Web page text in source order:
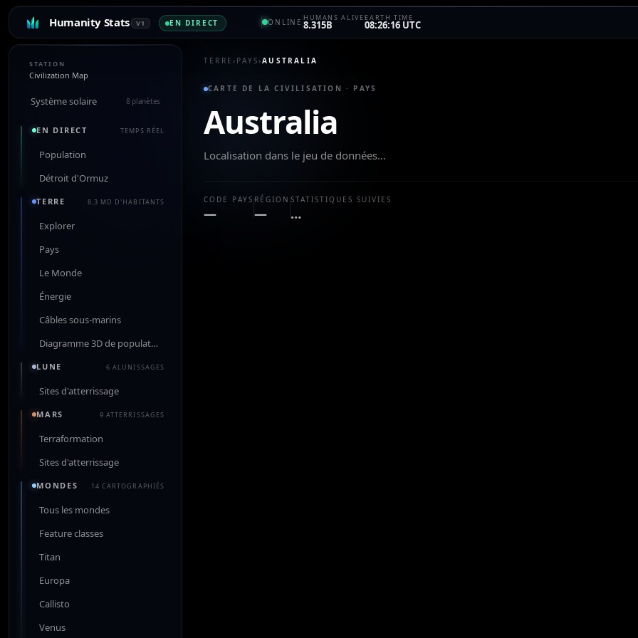
Humanity Stats V1 EN DIRECT ONLINE HUMANS ALIVE
8.315B
EARTH TIME
08:26:16 UTC
STATION
Civilization Map
Système solaire 8 planètes
EN DIRECT TEMPS RÉEL
Population
Détroit d'Ormuz
TERRE 8,3 MD D'HABITANTS
Explorer
Pays
Le Monde
Énergie
Câbles sous-marins
Diagramme 3D de population
LUNE 6 ALUNISSAGES
Sites d'atterrissage
MARS 9 ATTERRISSAGES
Terraformation
Sites d'atterrissage
MONDES 14 CARTOGRAPHIÉS
Tous les mondes
Feature classes
Titan
Europa
Callisto
Venus
TERRE › PAYS›AUSTRALIA
CARTE DE LA CIVILISATION · PAYS
Australia
Localisation dans le jeu de données…
CODE PAYS
—
RÉGION
—
STATISTIQUES SUIVIES
…